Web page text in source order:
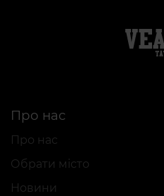
Про нас
Про нас
Обрати місто
Новини